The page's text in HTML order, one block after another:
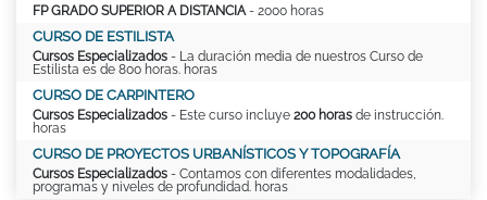
FP GRADO SUPERIOR A DISTANCIA - 2000 horas
CURSO DE ESTILISTA
Cursos Especializados - La duración media de nuestros Curso de
Estilista es de 800 horas. horas
CURSO DE CARPINTERO
Cursos Especializados - Este curso incluye 200 horas de instrucción.
horas
CURSO DE PROYECTOS URBANÍSTICOS Y TOPOGRAFÍA
Cursos Especializados - Contamos con diferentes modalidades,
programas y niveles de profundidad. horas